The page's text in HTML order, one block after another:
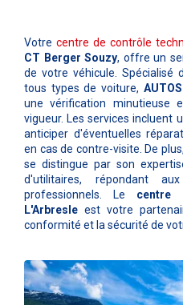
Votre centre de contrôle
CT Berger Souzy, offre un
de votre véhicule. Spécialisé
tous types de voiture,
une vérification minutieuse
vigueur. Les services incluent
anticiper d'éventuelles
en cas de contre-visite. De
se distingue par son
d'utilitaires, répondant
professionnels. Le centre
L'Arbresle est votre
conformité et la sécurité de